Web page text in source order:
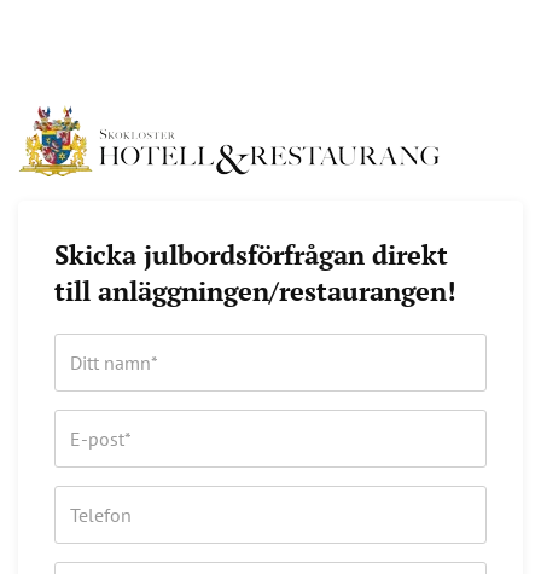
Skicka julbordsförfrågan direkt
till anläggningen/restaurangen!